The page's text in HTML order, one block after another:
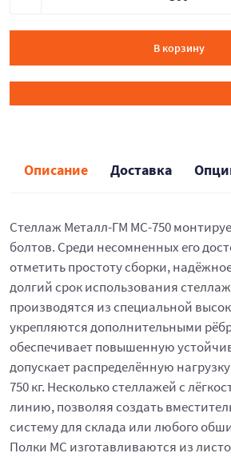
В корзину
Описание Доставка
Стеллаж Металл-ГМ МС-750
болтов. Среди несомненных его
отметить простоту сборки,
долгий срок использования
производятся из специальной
укрепляются дополнительными
обеспечивает повышенную
допускает распределённую
750 кг. Несколько стеллажей с
линию, позволяя создать
систему для склада или любого
Полки МС изготавливаются из